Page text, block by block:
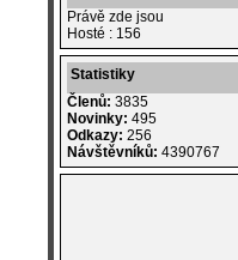
Právě zde jsou
Hosté : 156
Statistiky
Členů: 3835
Novinky: 495
Odkazy: 256
Návštěvníků: 4390767